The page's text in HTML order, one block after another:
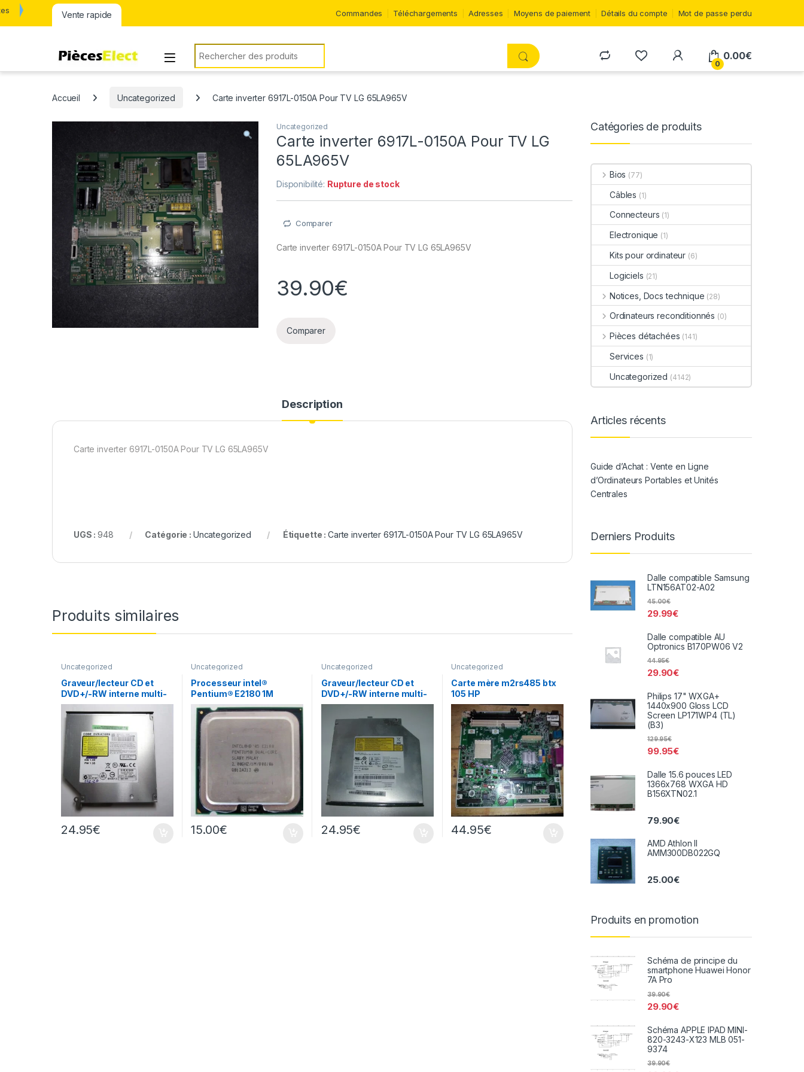
Vente rapide Commandes Téléchargements Adresses Moyens de paiement Détails du compte Mot de passe perdu
Rechercher:
0
0.00€
Accueil Uncategorized Carte inverter 6917L-0150A Pour TV LG 65LA965V
Uncategorized
Carte inverter 6917L-0150A Pour TV LG
65LA965V
Disponibilité: Rupture de stock
Comparer
Carte inverter 6917L-0150A Pour TV LG 65LA965V
39.90€
Comparer
Description
Carte inverter 6917L-0150A Pour TV LG 65LA965V
UGS :948 Catégorie : Uncategorized Étiquette :Carte inverter 6917L-0150A Pour TV LG 65LA965V
Produits similaires
Uncategorized
Graveur/lecteur CD et
DVD+/-RW interne multi-
recorder portable DVR-
K16RS
24.95€
Uncategorized
Processeur intel®
Pentium® E2180 1M
Cache, 2.00 GHz, 800
MHz FSB
15.00€
Uncategorized
Graveur/lecteur CD et
DVD+/-RW interne multi-
recorder portable AD-
24.95€
Uncategorized
Carte mère m2rs485 btx
105 HP
44.95€
Catégories de produits
Bios (77)
Câbles (1)
Connecteurs (1)
Electronique (1)
Kits pour ordinateur (6)
Logiciels (21)
Notices, Docs technique (28)
Ordinateurs reconditionnés (0)
Pièces détachées (141)
Services (1)
Uncategorized (4142)
Articles récents
Guide d’Achat : Vente en Ligne
d’Ordinateurs Portables et Unités
Centrales
Derniers Produits
Dalle compatible Samsung
LTN156AT02-A02
29.99€
45.00€
Dalle compatible AU
Optronics B170PW06 V2
29.90€
44.95€
Philips 17" WXGA+
1440x900 Gloss LCD
Screen LP171WP4 (TL)
(B3)
99.95€
129.95€
Dalle 15.6 pouces LED
1366x768 WXGA HD
B156XTN02.1
79.90€
AMD Athlon II
AMM300DB022GQ
25.00€
Produits en promotion
Schéma de principe du
smartphone Huawei Honor
7A Pro
29.90€
39.90€
Schéma APPLE IPAD MINI-
820-3243-X123 MLB 051-
9374
39.90€